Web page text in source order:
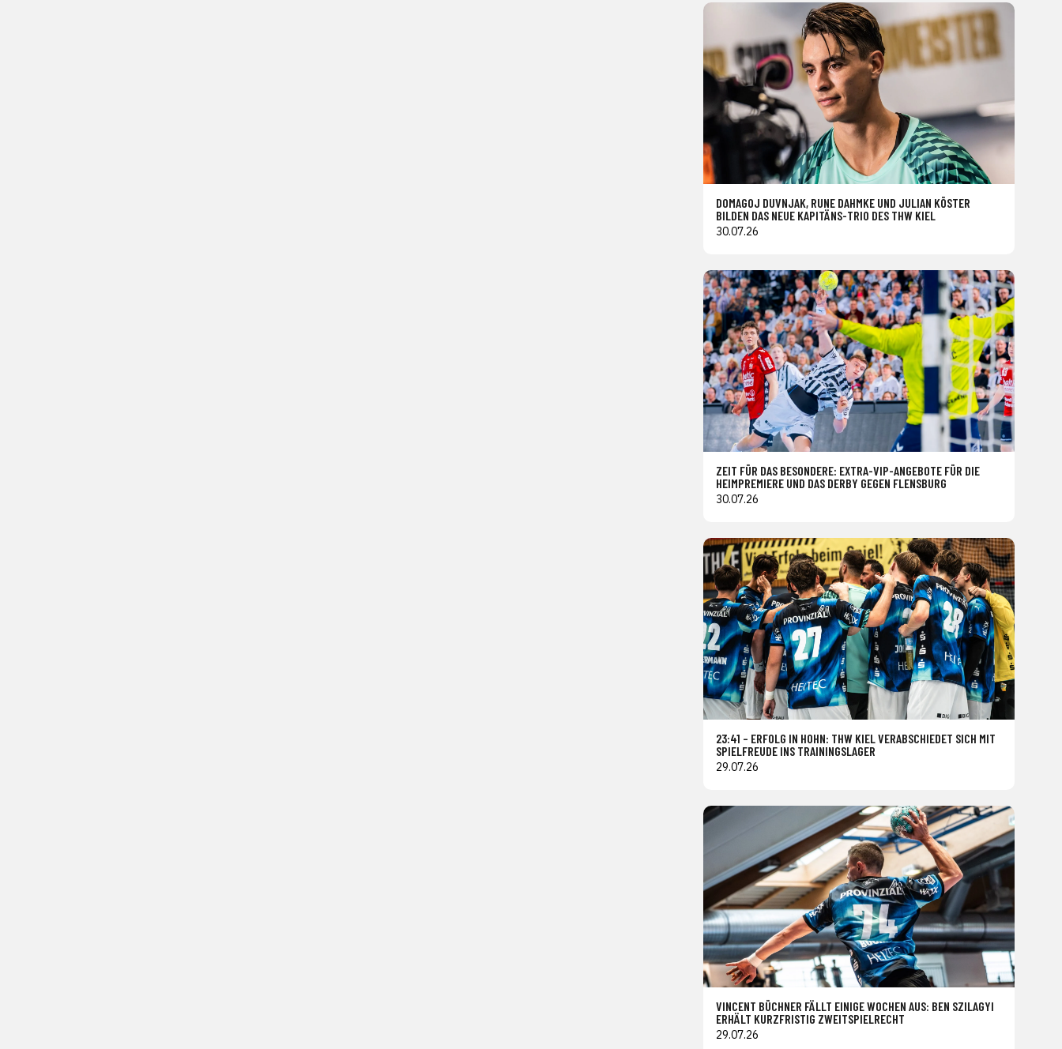
DOMAGOJ DUVNJAK, RUNE DAHMKE UND JULIAN KÖSTER
BILDEN DAS NEUE KAPITÄNS-TRIO DES THW KIEL
30.07.26
ZEIT FÜR DAS BESONDERE: EXTRA-VIP-ANGEBOTE FÜR DIE
HEIMPREMIERE UND DAS DERBY GEGEN FLENSBURG
30.07.26
23:41 – ERFOLG IN HOHN: THW KIEL VERABSCHIEDET SICH MIT
SPIELFREUDE INS TRAININGSLAGER
29.07.26
VINCENT BÜCHNER FÄLLT EINIGE WOCHEN AUS: BEN SZILAGYI
ERHÄLT KURZFRISTIG ZWEITSPIELRECHT
29.07.26